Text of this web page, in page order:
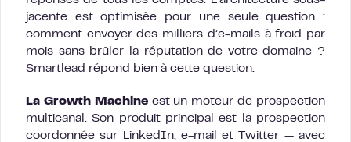
jacente est optimisée pour une seule question :
comment envoyer des milliers d’e-mails à froid par
mois sans brûler la réputation de votre domaine ?
Smartlead répond bien à cette question.
La Growth Machineest un moteur de prospection
multicanal. Son produit principal est la prospection
coordonnée sur LinkedIn, e-mail et Twitter — avec